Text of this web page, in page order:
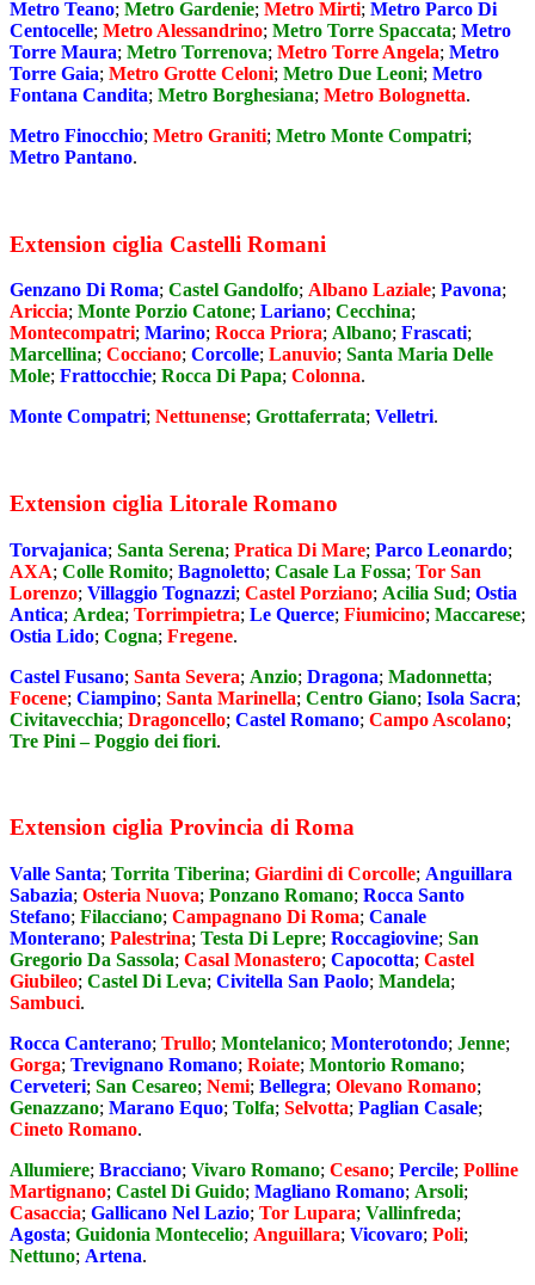
Metro Teano; Metro Gardenie; Metro Mirti; Metro Parco Di
Centocelle; Metro Alessandrino; Metro Torre Spaccata; Metro
Torre Maura; Metro Torrenova; Metro Torre Angela; Metro
Torre Gaia; Metro Grotte Celoni; Metro Due Leoni; Metro
Fontana Candita; Metro Borghesiana; Metro Bolognetta.
Metro Finocchio; Metro Graniti; Metro Monte Compatri;
Metro Pantano.
Extension ciglia Castelli Romani
Genzano Di Roma; Castel Gandolfo; Albano Laziale; Pavona;
Ariccia; Monte Porzio Catone; Lariano; Cecchina;
Montecompatri; Marino; Rocca Priora; Albano; Frascati;
Marcellina; Cocciano; Corcolle; Lanuvio; Santa Maria Delle
Mole; Frattocchie; Rocca Di Papa; Colonna.
Monte Compatri; Nettunense; Grottaferrata; Velletri.
Extension ciglia Litorale Romano
Torvajanica; Santa Serena; Pratica Di Mare; Parco Leonardo;
AXA; Colle Romito; Bagnoletto; Casale La Fossa; Tor San
Lorenzo; Villaggio Tognazzi; Castel Porziano; Acilia Sud; Ostia
Antica; Ardea; Torrimpietra; Le Querce; Fiumicino; Maccarese;
Ostia Lido; Cogna; Fregene.
Castel Fusano; Santa Severa; Anzio; Dragona; Madonnetta;
Focene; Ciampino; Santa Marinella; Centro Giano; Isola Sacra;
Civitavecchia; Dragoncello; Castel Romano; Campo Ascolano;
Tre Pini – Poggio dei fiori.
Extension ciglia Provincia di Roma
Valle Santa; Torrita Tiberina; Giardini di Corcolle; Anguillara
Sabazia; Osteria Nuova; Ponzano Romano; Rocca Santo
Stefano; Filacciano; Campagnano Di Roma; Canale
Monterano; Palestrina; Testa Di Lepre; Roccagiovine; San
Gregorio Da Sassola; Casal Monastero; Capocotta; Castel
Giubileo; Castel Di Leva; Civitella San Paolo; Mandela;
Sambuci.
Rocca Canterano; Trullo; Montelanico; Monterotondo; Jenne;
Gorga; Trevignano Romano; Roiate; Montorio Romano;
Cerveteri; San Cesareo; Nemi; Bellegra; Olevano Romano;
Genazzano; Marano Equo; Tolfa; Selvotta; Paglian Casale;
Cineto Romano.
Allumiere; Bracciano; Vivaro Romano; Cesano; Percile; Polline
Martignano; Castel Di Guido; Magliano Romano; Arsoli;
Casaccia; Gallicano Nel Lazio; Tor Lupara; Vallinfreda;
Agosta; Guidonia Montecelio; Anguillara; Vicovaro; Poli;
Nettuno; Artena.